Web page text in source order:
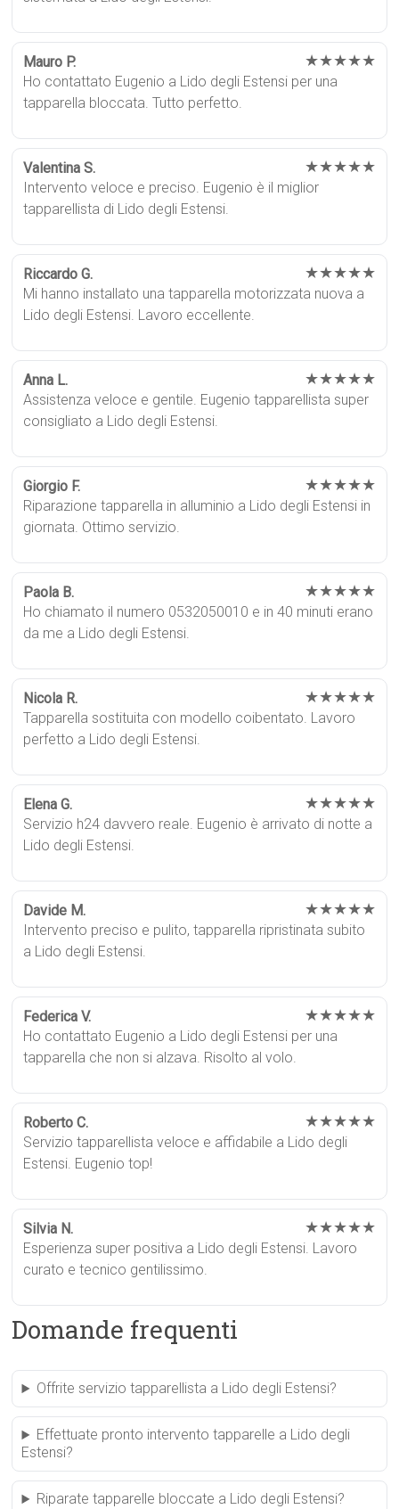
Mauro P. ★★★★★
Ho contattato Eugenio a Lido degli Estensi per una
tapparella bloccata. Tutto perfetto.
Valentina S. ★★★★★
Intervento veloce e preciso. Eugenio è il miglior
tapparellista di Lido degli Estensi.
Riccardo G. ★★★★★
Mi hanno installato una tapparella motorizzata nuova a
Lido degli Estensi. Lavoro eccellente.
Anna L. ★★★★★
Assistenza veloce e gentile. Eugenio tapparellista super
consigliato a Lido degli Estensi.
Giorgio F. ★★★★★
Riparazione tapparella in alluminio a Lido degli Estensi in
giornata. Ottimo servizio.
Paola B. ★★★★★
Ho chiamato il numero 0532050010 e in 40 minuti erano
da me a Lido degli Estensi.
Nicola R. ★★★★★
Tapparella sostituita con modello coibentato. Lavoro
perfetto a Lido degli Estensi.
Elena G. ★★★★★
Servizio h24 davvero reale. Eugenio è arrivato di notte a
Lido degli Estensi.
Davide M. ★★★★★
Intervento preciso e pulito, tapparella ripristinata subito
a Lido degli Estensi.
Federica V. ★★★★★
Ho contattato Eugenio a Lido degli Estensi per una
tapparella che non si alzava. Risolto al volo.
Roberto C. ★★★★★
Servizio tapparellista veloce e affidabile a Lido degli
Estensi. Eugenio top!
Silvia N. ★★★★★
Esperienza super positiva a Lido degli Estensi. Lavoro
curato e tecnico gentilissimo.
Domande frequenti
Offrite servizio tapparellista a Lido degli Estensi?
Effettuate pronto intervento tapparelle a Lido degli
Estensi?
Riparate tapparelle bloccate a Lido degli Estensi?